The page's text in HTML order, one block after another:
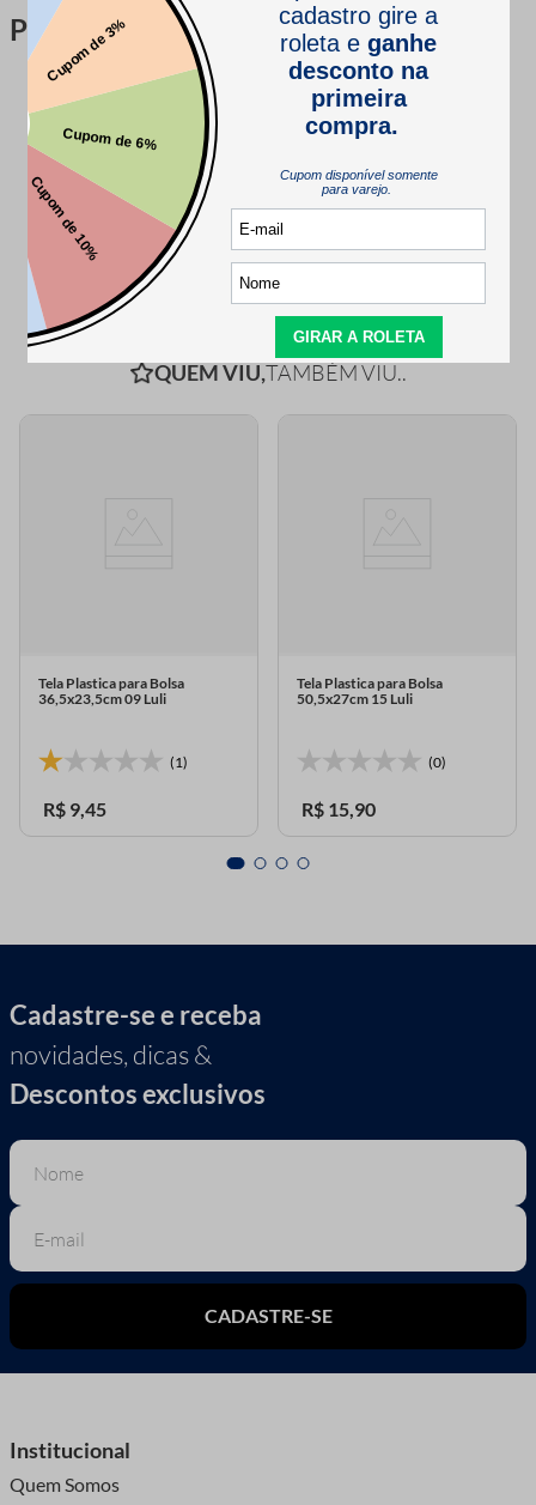
Perguntas & respostas
Este produto ainda não tem perguntas
SEJA O PRIMEIRO A PERGUNTAR
QUEM VIU,TAMBÉM VIU..
Tela Plastica para Bolsa
36,5x23,5cm 09 Luli
(1)
R$ 9,45
Tela Plastica para Bolsa
50,5x27cm 15 Luli
(0)
R$ 15,90
Cadastre-se e receba
novidades, dicas &
Descontos exclusivos
CADASTRE-SE
Institucional
Quem Somos